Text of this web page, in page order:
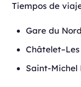
Tiempos de
Gare du
Saint-Michel